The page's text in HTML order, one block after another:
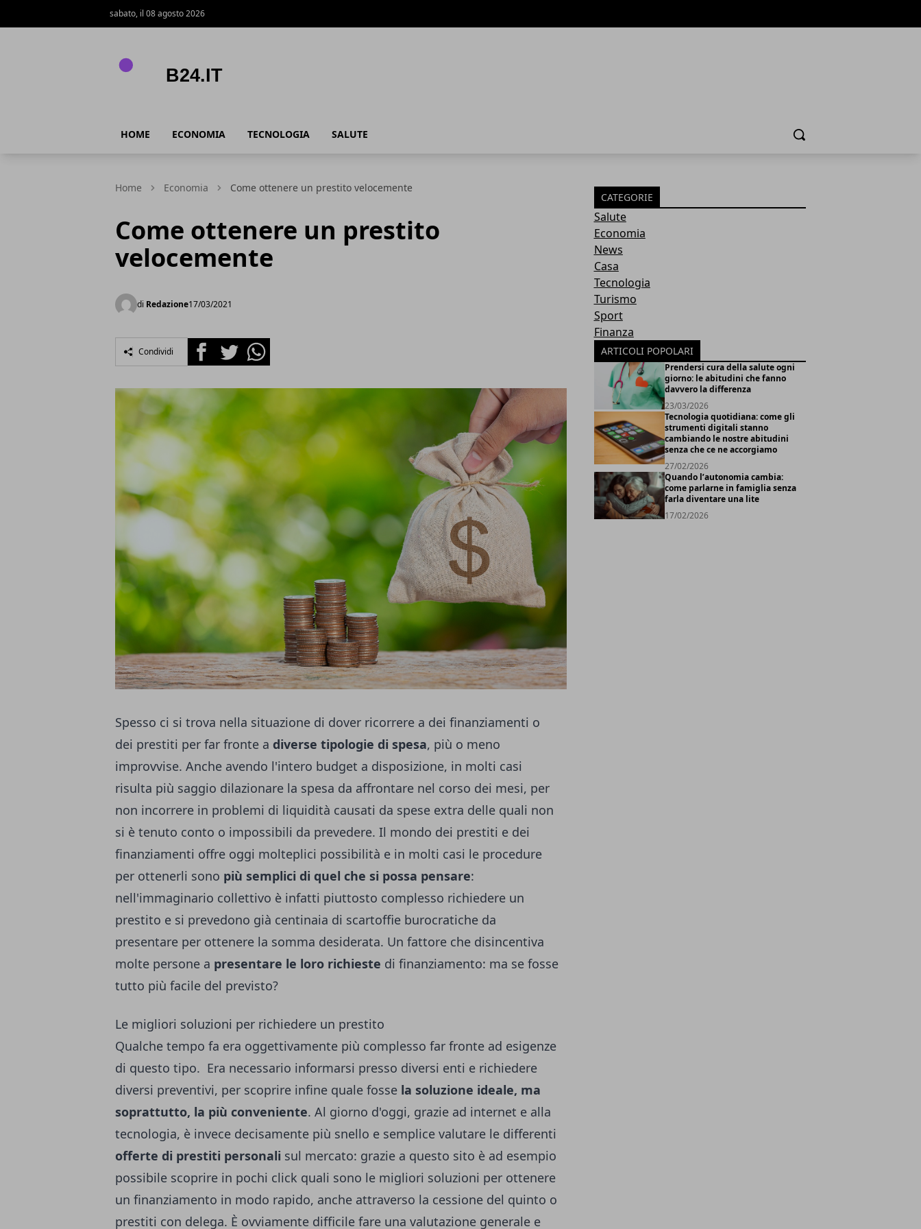
sabato, il 08 agosto 2026
HOME ECONOMIA TECNOLOGIA SALUTE Cerca
Home Economia Come ottenere un prestito velocemente
Come ottenere un prestito
velocemente
di Redazione17/03/2021
Condividi FacebookTwitterWhatsapp
Spesso ci si trova nella situazione di dover ricorrere a dei finanziamenti o
dei prestiti per far fronte a diverse tipologie di spesa, più o meno
improvvise. Anche avendo l'intero budget a disposizione, in molti casi
risulta più saggio dilazionare la spesa da affrontare nel corso dei mesi, per
non incorrere in problemi di liquidità causati da spese extra delle quali non
si è tenuto conto o impossibili da prevedere. Il mondo dei prestiti e dei
finanziamenti offre oggi molteplici possibilità e in molti casi le procedure
per ottenerli sono più semplici di quel che si possa pensare:
nell'immaginario collettivo è infatti piuttosto complesso richiedere un
prestito e si prevedono già centinaia di scartoffie burocratiche da
presentare per ottenere la somma desiderata. Un fattore che disincentiva
molte persone a presentare le loro richieste di finanziamento: ma se fosse
tutto più facile del previsto?
Le migliori soluzioni per richiedere un prestito
Qualche tempo fa era oggettivamente più complesso far fronte ad esigenze
di questo tipo. Era necessario informarsi presso diversi enti e richiedere
diversi preventivi, per scoprire infine quale fosse la soluzione ideale, ma
soprattutto, la più conveniente. Al giorno d'oggi, grazie ad internet e alla
tecnologia, è invece decisamente più snello e semplice valutare le differenti
offerte di prestiti personali sul mercato: grazie a questo sito è ad esempio
possibile scoprire in pochi click quali sono le migliori soluzioni per ottenere
un finanziamento in modo rapido, anche attraverso la cessione del quinto o
prestiti con delega. È ovviamente difficile fare una valutazione generale e
CATEGORIE
Salute
Economia
News
Casa
Tecnologia
Turismo
Sport
Finanza
ARTICOLI POPOLARI
Prendersi cura della salute ogni
giorno: le abitudini che fanno
davvero la differenza
23/03/2026
Tecnologia quotidiana: come gli
strumenti digitali stanno
cambiando le nostre abitudini
senza che ce ne accorgiamo
27/02/2026
Quando l’autonomia cambia:
come parlarne in famiglia senza
farla diventare una lite
17/02/2026